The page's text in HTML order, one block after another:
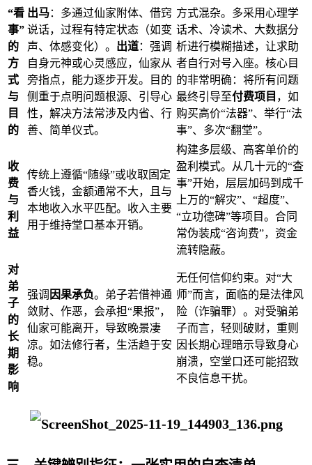
“看
事”
的
方
式
与
目
的
出马：多通过仙家附体、借窍
说话，过程有特定状态（如变
声、体感变化）。 出道：强调
自身元神或心灵感应，仙家从
旁指点，能力逐步开发。目的
侧重于点明问题根源、引导心
性，解决方法常涉及内省、行
善、简单仪式。
方式混杂。多采用心理学
话术、冷读术、大数据分
析进行模糊描述，让求助
者自行对号入座。核心目
的非常明确：将所有问题
最终引导至付费项目 ，如
购买高价“法器”、举行“法
事”、多次“翻堂”。
收
费
与
利
益
传统上遵循“随缘”或收取固定
香火钱，金额通常不大，且与
本地收入水平匹配。收入主要
用于维持堂口基本开销。
构建多层级、高客单价的
盈利模式。从几十元的“查
事”开始，层层加码到成千
上万的“解灾”、“超度”、
“立功德碑”等项目。合同
常伪装成“咨询费”，资金
流转隐蔽。
对
弟
子
的
长
期
影
响
强调 因果承负。弟子若借神通
敛财、作恶，会承担“果报”，
仙家可能离开，导致晚景凄
凉。如法修行者，生活趋于安
稳。
无任何信仰约束。对“大
师”而言，面临的是法律风
险（诈骗罪）。对受骗弟
子而言，轻则破财，重则
因长期心理暗示导致身心
崩溃，空堂口还可能招致
不良信息干扰。